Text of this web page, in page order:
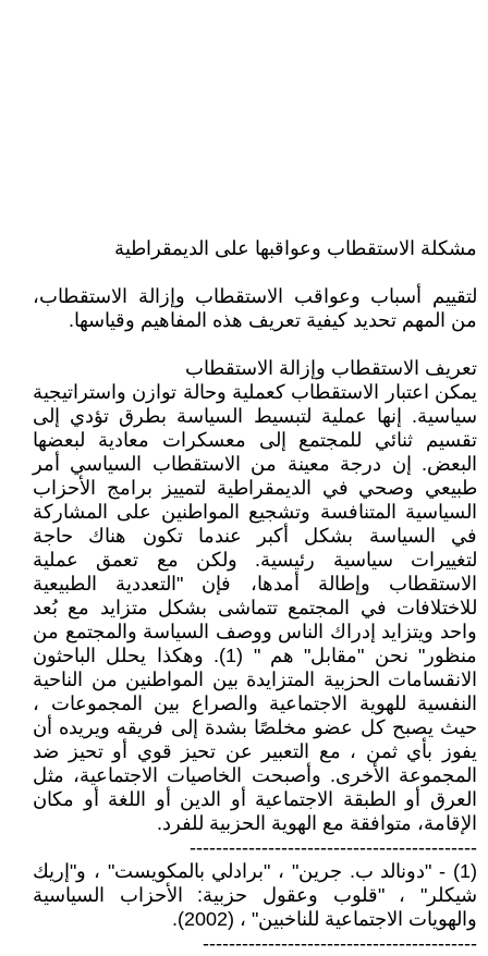
مشكلة الاستقطاب وعواقبها على الديمقراطية
لتقييم أسباب وعواقب الاستقطاب وإزالة الاستقطاب،
من المهم تحديد كيفية تعريف هذه المفاهيم وقياسها.
تعريف الاستقطاب وإزالة الاستقطاب
يمكن اعتبار الاستقطاب كعملية وحالة توازن واستراتيجية
سياسية. إنها عملية لتبسيط السياسة بطرق تؤدي إلى
تقسيم ثنائي للمجتمع إلى معسكرات معادية لبعضها
البعض. إن درجة معينة من الاستقطاب السياسي أمر
طبيعي وصحي في الديمقراطية لتمييز برامج الأحزاب
السياسية المتنافسة وتشجيع المواطنين على المشاركة
في السياسة بشكل أكبر عندما تكون هناك حاجة
لتغييرات سياسية رئيسية. ولكن مع تعمق عملية
الاستقطاب وإطالة أمدها، فإن "التعددية الطبيعية
للاختلافات في المجتمع تتماشى بشكل متزايد مع بُعد
واحد ويتزايد إدراك الناس ووصف السياسة والمجتمع من
منظور" نحن "مقابل" هم " (1). وهكذا يحلل الباحثون
الانقسامات الحزبية المتزايدة بين المواطنين من الناحية
النفسية للهوية الاجتماعية والصراع بين المجموعات ،
حيث يصبح كل عضو مخلصًا بشدة إلى فريقه ويريده أن
يفوز بأي ثمن ، مع التعبير عن تحيز قوي أو تحيز ضد
المجموعة الأخرى. وأصبحت الخاصيات الاجتماعية، مثل
العرق أو الطبقة الاجتماعية أو الدين أو اللغة أو مكان
الإقامة، متوافقة مع الهوية الحزبية للفرد.
--------------------------------------------
(1) - "دونالد ب. جرين" ، "برادلي بالمكويست" ، و"إريك
شيكلر" ، "قلوب وعقول حزبية: الأحزاب السياسية
والهويات الاجتماعية للناخبين" ، (2002).
------------------------------------------